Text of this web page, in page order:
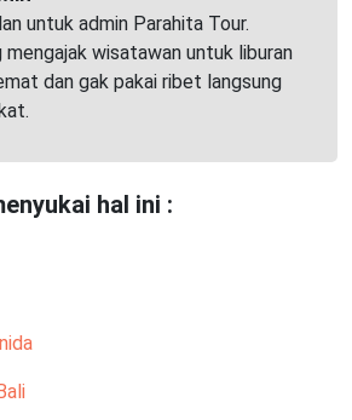
untuk admin Parahita Tour.
mengajak wisatawan untuk liburan
dan gak pakai ribet langsung
hal ini :